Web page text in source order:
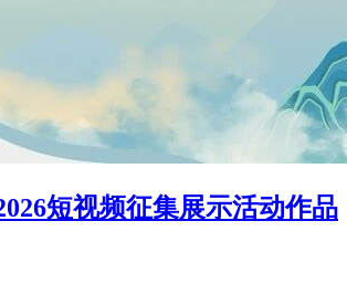
短视频征集展示活动作品